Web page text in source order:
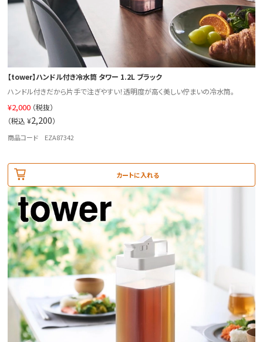
【tower】ハンドル付き冷水筒 タワー 1.2L ブラック
ハンドル付きだから片手で注ぎやすい！透明度が高く美しい佇まいの冷水筒。
¥2,000 （税抜）
（税込 ¥2,200）
商品コード EZA87342
カートに入れる